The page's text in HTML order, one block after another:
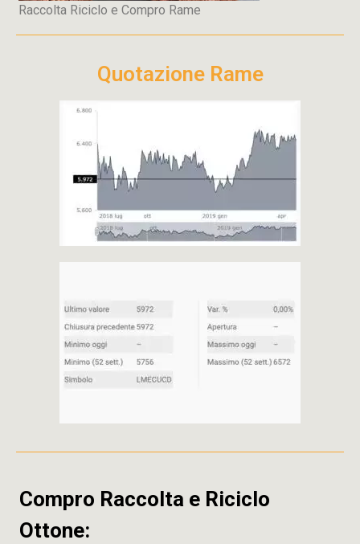
Raccolta Riciclo e Compro Rame
Quotazione Rame
Compro Raccolta e Riciclo
Ottone: